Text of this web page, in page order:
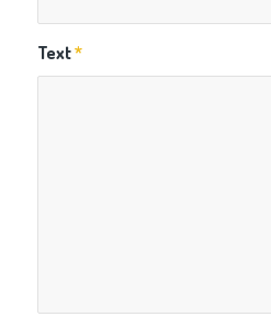
Text*